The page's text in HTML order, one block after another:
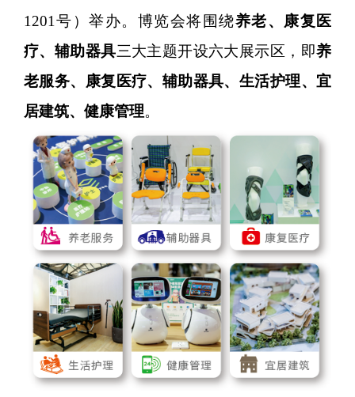
1201号）举办。博览会将围绕养老、康复医
疗、辅助器具三大主题开设六大展示区，即养
老服务、康复医疗、辅助器具、生活护理、宜
居建筑、健康管理。